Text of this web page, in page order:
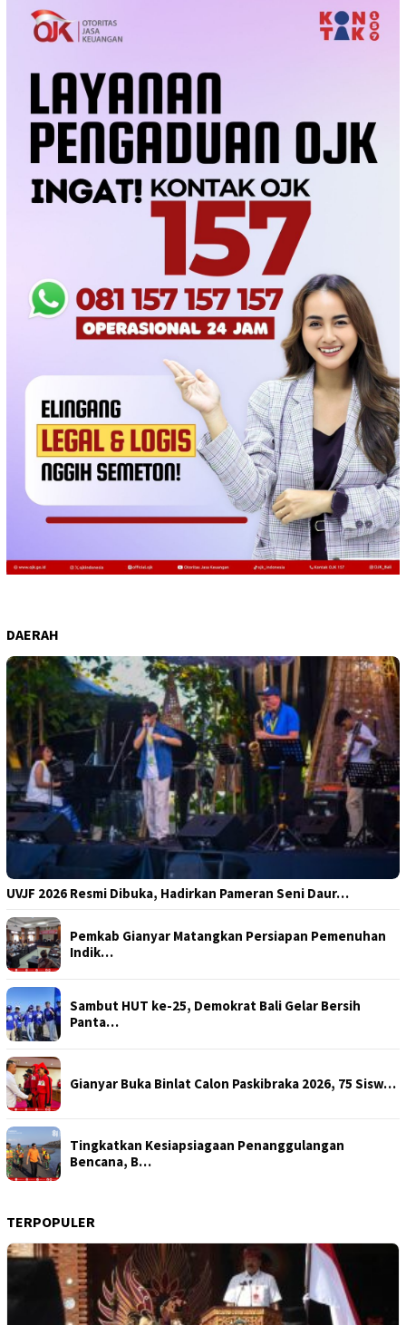
DAERAH
UVJF 2026 Resmi Dibuka, Hadirkan Pameran Seni Daur…
Pemkab Gianyar Matangkan Persiapan Pemenuhan
Indik…
Sambut HUT ke-25, Demokrat Bali Gelar Bersih
Panta…
Gianyar Buka Binlat Calon Paskibraka 2026, 75 Sisw…
Tingkatkan Kesiapsiagaan Penanggulangan
Bencana, B…
TERPOPULER